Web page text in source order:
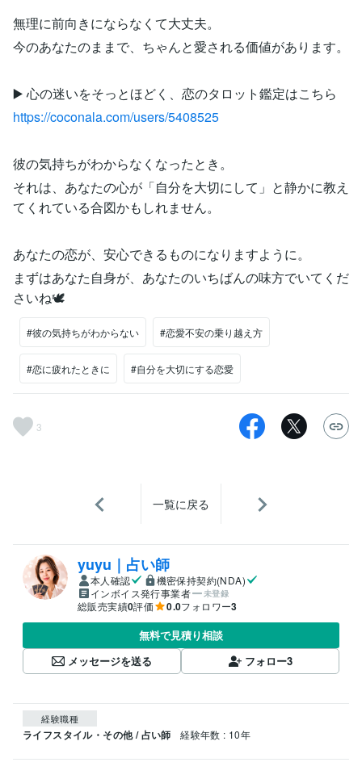
無理に前向きにならなくて大丈夫。
今のあなたのままで、ちゃんと愛される価値があります。
▶️ 心の迷いをそっとほどく、恋のタロット鑑定はこちら
https://coconala.com/users/5408525
彼の気持ちがわからなくなったとき。
それは、あなたの心が「自分を大切にして」と静かに教え
てくれている合図かもしれません。
あなたの恋が、安心できるものになりますように。
まずはあなた自身が、あなたのいちばんの味方でいてくだ
さいね🕊️
#彼の気持ちがわからない #恋愛不安の乗り越え方
#恋に疲れたときに #自分を大切にする恋愛
3
一覧に戻る
yuyu｜占い師
本人確認
機密保持契約(NDA)
インボイス発行事業者
未登録
総販売実績0評価 0.0フォロワー3
無料で見積り相談
メッセージを送る
フォロー3
経験職種
ライフスタイル・その他 / 占い師 経験年数 : 10年